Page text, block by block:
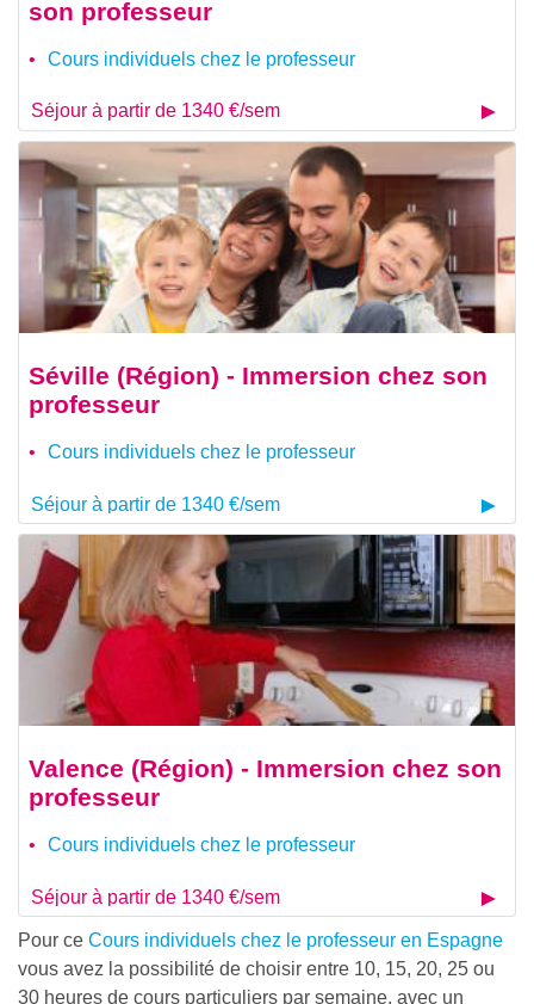
son professeur
Cours individuels chez le professeur
Séjour à partir de 1340 €/sem
Séville (Région) - Immersion chez son
professeur
Cours individuels chez le professeur
Séjour à partir de 1340 €/sem
Valence (Région) - Immersion chez son
professeur
Cours individuels chez le professeur
Séjour à partir de 1340 €/sem
Pour ce Cours individuels chez le professeur en Espagne
vous avez la possibilité de choisir entre 10, 15, 20, 25 ou
30 heures de cours particuliers par semaine, avec un